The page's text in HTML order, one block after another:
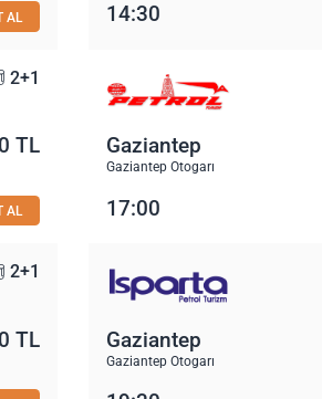
AL 14:30
2+1
TL
AL
Gaziantep
Gaziantep Otogarı
17:00
2+1
TL Gaziantep
Gaziantep Otogarı